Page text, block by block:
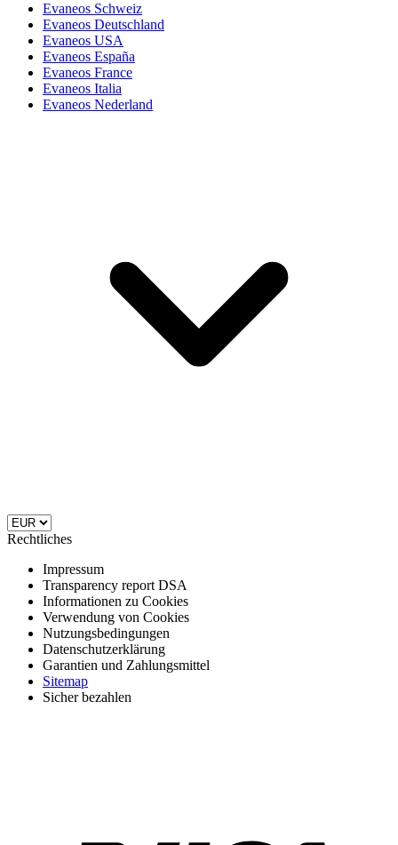
Evaneos Schweiz
Evaneos Deutschland
Evaneos USA
Evaneos España
Evaneos France
Evaneos Italia
Evaneos Nederland
Rechtliches
Impressum
Transparency report DSA
Informationen zu Cookies
Verwendung von Cookies
Nutzungsbedingungen
Datenschutzerklärung
Garantien und Zahlungsmittel
Sitemap
Sicher bezahlen